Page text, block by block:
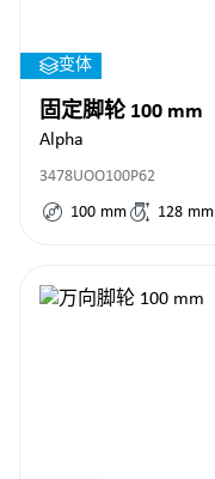
变体
固定脚轮 100 mm
Alpha
3478UOO100P62
100 mm 128 mm